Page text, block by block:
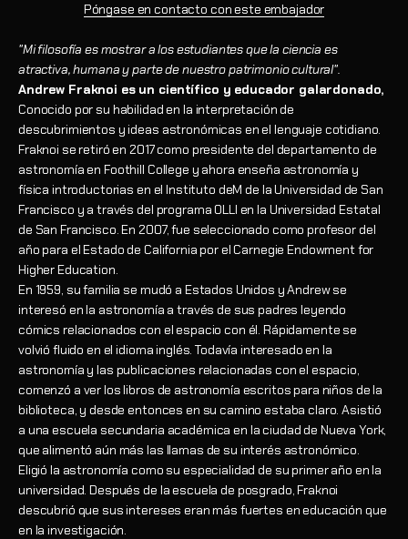
Póngase en contacto con este embajador
"Mi filosofía es mostrar a los estudiantes que la ciencia es
atractiva, humana y parte de nuestro patrimonio cultural".
Andrew Fraknoi es un científico y educador galardonado,
Conocido por su habilidad en la interpretación de
descubrimientos y ideas astronómicas en el lenguaje cotidiano.
Fraknoi se retiró en 2017 como presidente del departamento de
astronomía en Foothill College y ahora enseña astronomía y
física introductorias en el Instituto deM de la Universidad de San
Francisco y a través del programa OLLI en la Universidad Estatal
de San Francisco. En 2007, fue seleccionado como profesor del
año para el Estado de California por el Carnegie Endowment for
Higher Education.
En 1959, su familia se mudó a Estados Unidos y Andrew se
interesó en la astronomía a través de sus padres leyendo
cómics relacionados con el espacio con él. Rápidamente se
volvió fluido en el idioma inglés. Todavía interesado en la
astronomía y las publicaciones relacionadas con el espacio,
comenzó a ver los libros de astronomía escritos para niños de la
biblioteca, y desde entonces en su camino estaba claro. Asistió
a una escuela secundaria académica en la ciudad de Nueva York,
que alimentó aún más las llamas de su interés astronómico.
Eligió la astronomía como su especialidad de su primer año en la
universidad. Después de la escuela de posgrado, Fraknoi
descubrió que sus intereses eran más fuertes en educación que
en la investigación.